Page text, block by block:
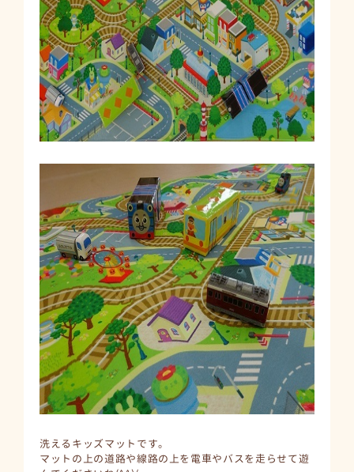
洗えるキッズマットです。
マットの上の道路や線路の上を電車やバスを走らせて遊